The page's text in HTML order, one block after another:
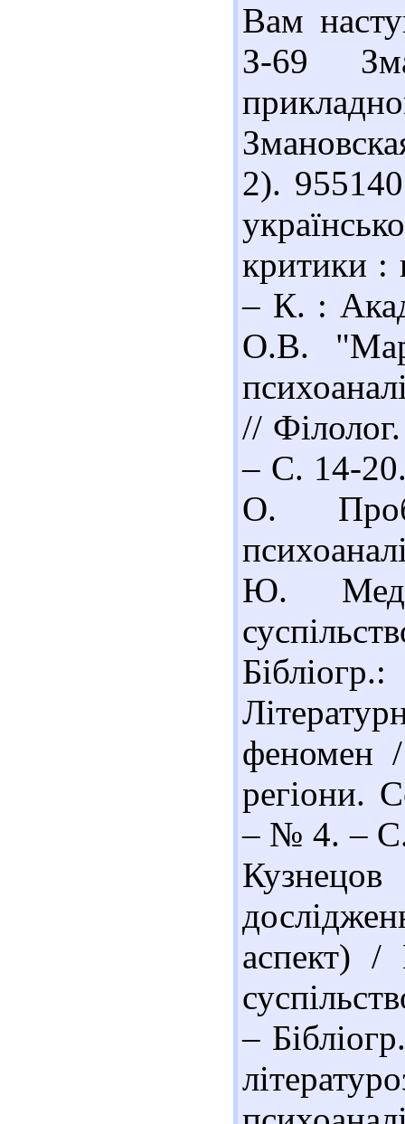
Вам
З-69
2).
критики :
– К. :
О.В.
//
– С. 14-
О.
Ю.
феномен
регіони.
– № 4. – С.
аспект) /
–